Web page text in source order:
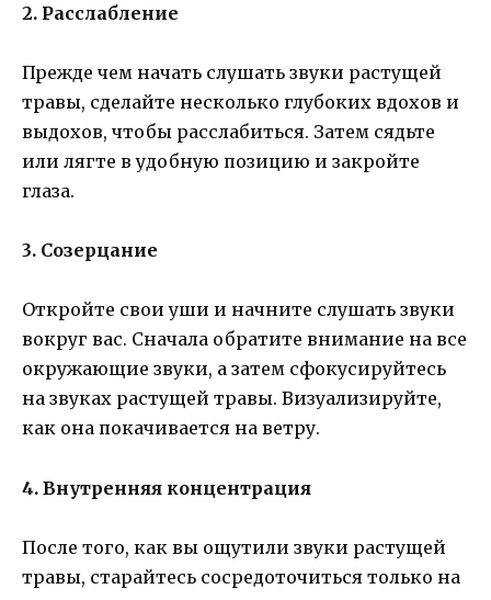
2. Расслабление
Прежде чем начать слушать звуки растущей
травы, сделайте несколько глубоких вдохов и
выдохов, чтобы расслабиться. Затем сядьте
или лягте в удобную позицию и закройте
глаза.
3. Созерцание
Откройте свои уши и начните слушать звуки
вокруг вас. Сначала обратите внимание на все
окружающие звуки, а затем сфокусируйтесь
на звуках растущей травы. Визуализируйте,
как она покачивается на ветру.
4. Внутренняя концентрация
После того, как вы ощутили звуки растущей
травы, старайтесь сосредоточиться только на